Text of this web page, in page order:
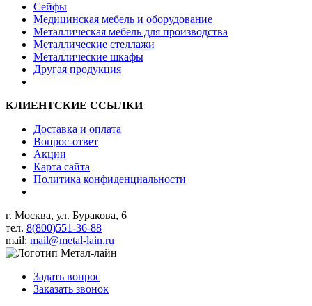
Сейфы
Медицинская мебель и оборудование
Металлическая мебель для производства
Металлические стеллажи
Металлические шкафы
Другая продукция
КЛИЕНТСКИЕ ССЫЛКИ
Доставка и оплата
Вопрос-ответ
Акции
Карта сайта
Политика конфиденциальности
г. Москва, ул. Буракова, 6
тел. 8(800)551-36-88
mail: mail@metal-lain.ru
Задать вопрос
Заказать звонок